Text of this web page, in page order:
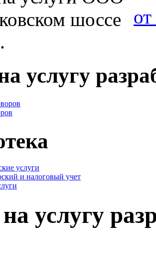
услугу
услуги
и налоговый учет
услугу